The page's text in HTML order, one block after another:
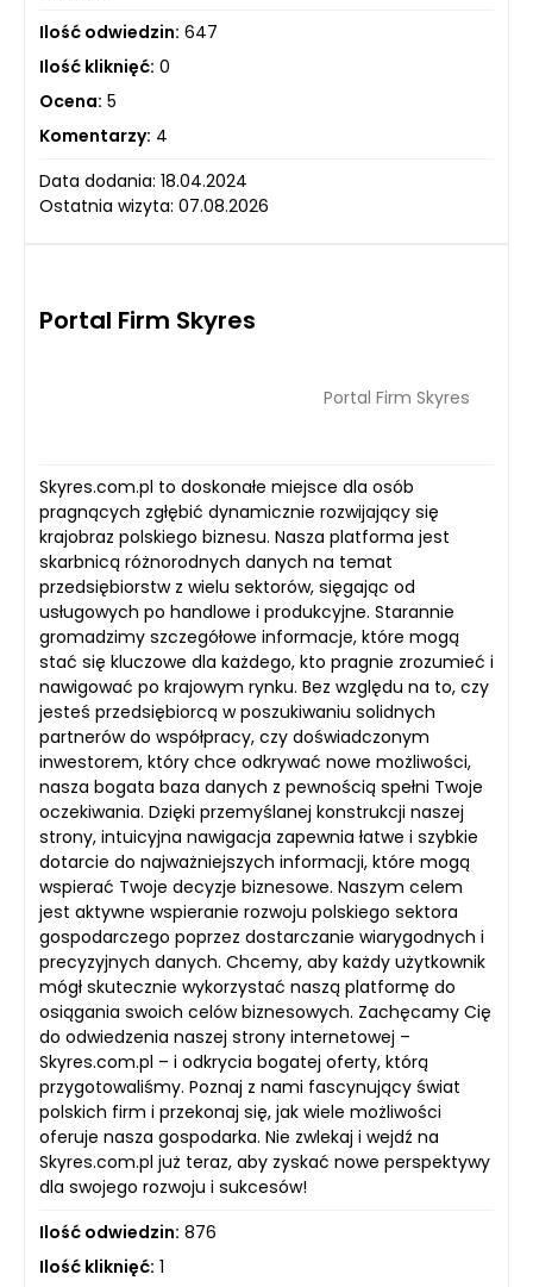
Ilość odwiedzin: 647
Ilość kliknięć: 0
Ocena: 5
Komentarzy: 4
Data dodania: 18.04.2024
Ostatnia wizyta: 07.08.2026
Portal Firm Skyres
Portal Firm Skyres
Skyres.com.pl to doskonałe miejsce dla osób
pragnących zgłębić dynamicznie rozwijający się
krajobraz polskiego biznesu. Nasza platforma jest
skarbnicą różnorodnych danych na temat
przedsiębiorstw z wielu sektorów, sięgając od
usługowych po handlowe i produkcyjne. Starannie
gromadzimy szczegółowe informacje, które mogą
stać się kluczowe dla każdego, kto pragnie zrozumieć i
nawigować po krajowym rynku. Bez względu na to, czy
jesteś przedsiębiorcą w poszukiwaniu solidnych
partnerów do współpracy, czy doświadczonym
inwestorem, który chce odkrywać nowe możliwości,
nasza bogata baza danych z pewnością spełni Twoje
oczekiwania. Dzięki przemyślanej konstrukcji naszej
strony, intuicyjna nawigacja zapewnia łatwe i szybkie
dotarcie do najważniejszych informacji, które mogą
wspierać Twoje decyzje biznesowe. Naszym celem
jest aktywne wspieranie rozwoju polskiego sektora
gospodarczego poprzez dostarczanie wiarygodnych i
precyzyjnych danych. Chcemy, aby każdy użytkownik
mógł skutecznie wykorzystać naszą platformę do
osiągania swoich celów biznesowych. Zachęcamy Cię
do odwiedzenia naszej strony internetowej –
Skyres.com.pl – i odkrycia bogatej oferty, którą
przygotowaliśmy. Poznaj z nami fascynujący świat
polskich firm i przekonaj się, jak wiele możliwości
oferuje nasza gospodarka. Nie zwlekaj i wejdź na
Skyres.com.pl już teraz, aby zyskać nowe perspektywy
dla swojego rozwoju i sukcesów!
Ilość odwiedzin: 876
Ilość kliknięć: 1